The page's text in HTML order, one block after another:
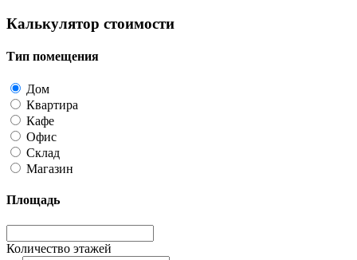
Калькулятор стоимости
Тип помещения
Дом
Квартира
Кафе
Офис
Склад
Магазин
Площадь
Количество этажей